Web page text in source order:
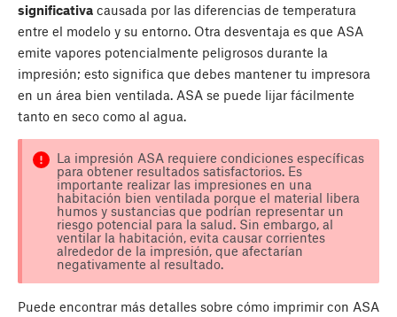
significativa causada por las diferencias de temperatura
entre el modelo y su entorno. Otra desventaja es que ASA
emite vapores potencialmente peligrosos durante la
impresión; esto significa que debes mantener tu impresora
en un área bien ventilada. ASA se puede lijar fácilmente
tanto en seco como al agua.
La impresión ASA requiere condiciones específicas
para obtener resultados satisfactorios. Es
importante realizar las impresiones en una
habitación bien ventilada porque el material libera
humos y sustancias que podrían representar un
riesgo potencial para la salud. Sin embargo, al
ventilar la habitación, evita causar corrientes
alrededor de la impresión, que afectarían
negativamente al resultado.
Puede encontrar más detalles sobre cómo imprimir con ASA